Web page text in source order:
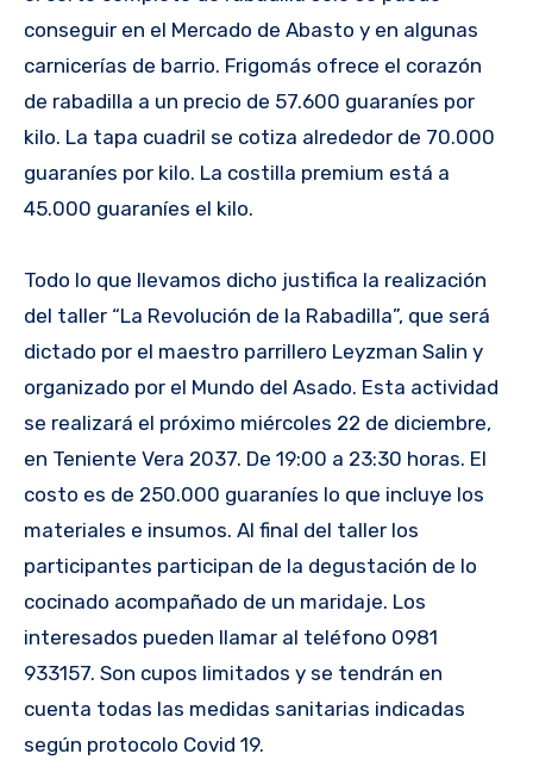
conseguir en el Mercado de Abasto y en algunas
carnicerías de barrio. Frigomás ofrece el corazón
de rabadilla a un precio de 57.600 guaraníes por
kilo. La tapa cuadril se cotiza alrededor de 70.000
guaraníes por kilo. La costilla premium está a
45.000 guaraníes el kilo.
Todo lo que llevamos dicho justifica la realización
del taller “La Revolución de la Rabadilla”, que será
dictado por el maestro parrillero Leyzman Salin y
organizado por el Mundo del Asado. Esta actividad
se realizará el próximo miércoles 22 de diciembre,
en Teniente Vera 2037. De 19:00 a 23:30 horas. El
costo es de 250.000 guaraníes lo que incluye los
materiales e insumos. Al final del taller los
participantes participan de la degustación de lo
cocinado acompañado de un maridaje. Los
interesados pueden llamar al teléfono 0981
933157. Son cupos limitados y se tendrán en
cuenta todas las medidas sanitarias indicadas
según protocolo Covid 19.